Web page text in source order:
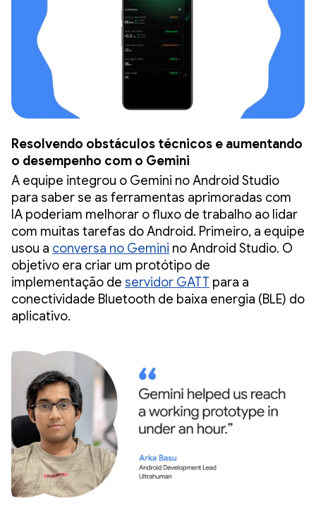
Resolvendo obstáculos técnicos e aumentando
o desempenho com o Gemini
A equipe integrou o Gemini no Android Studio
para saber se as ferramentas aprimoradas com
IA poderiam melhorar o fluxo de trabalho ao lidar
com muitas tarefas do Android. Primeiro, a equipe
usou a conversa no Gemini no Android Studio. O
objetivo era criar um protótipo de
implementação de servidor GATT para a
conectividade Bluetooth de baixa energia (BLE) do
aplicativo.